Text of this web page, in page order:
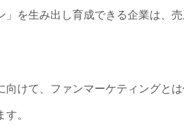
を生み出し育成できる企業は、
けて、ファンマーケティングと
。